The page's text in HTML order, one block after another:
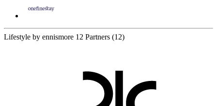
Lifestyle by ennismore 12 Partners (12)